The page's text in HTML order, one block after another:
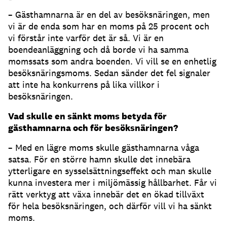
– Gästhamnarna är en del av besöksnäringen, men
vi är de enda som har en moms på 25 procent och
vi förstår inte varför det är så. Vi är en
boendeanläggning och då borde vi ha samma
momssats som andra boenden. Vi vill se en enhetlig
besöksnäringsmoms. Sedan sänder det fel signaler
att inte ha konkurrens på lika villkor i
besöksnäringen.
Vad skulle en sänkt moms betyda för
gästhamnarna och för besöksnäringen?
– Med en lägre moms skulle gästhamnarna våga
satsa. För en större hamn skulle det innebära
ytterligare en sysselsättningseffekt och man skulle
kunna investera mer i miljömässig hållbarhet. Får vi
rätt verktyg att växa innebär det en ökad tillväxt
för hela besöksnäringen, och därför vill vi ha sänkt
moms.